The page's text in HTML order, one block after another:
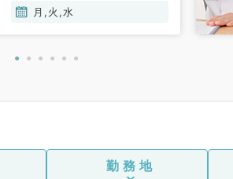
血液内科、膠原病科
月,火,水
勤務地